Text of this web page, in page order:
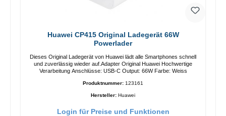
Huawei CP415 Original Ladegerät 66W
Powerlader
Dieses Original Ladegerät von Huawei lädt alle Smartphones schnell
und zuverlässig wieder auf.Adapter Original Huawei Hochwertige
Verarbeitung Anschlüsse: USB-C Output: 66W Farbe: Weiss
Produktnummer: 123161
Hersteller: Huawei
Login für Preise und Funktionen